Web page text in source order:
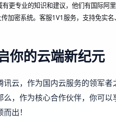
更专业的知识和建议，他们有国际阿
加密系统。客服1V1服务，支持免实
你的云端新纪元
云，作为国内云服务的领军者
，作为核心合作伙伴，你可以
出！